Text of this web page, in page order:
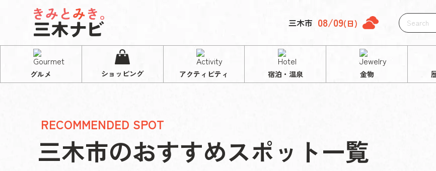
三木市 08/09(日)
グルメ ショッピング アクティビティ 宿泊・温泉 金物
RECOMMENDED SPOT
三木市のおすすめスポット一覧